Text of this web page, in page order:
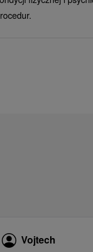
Vojtech